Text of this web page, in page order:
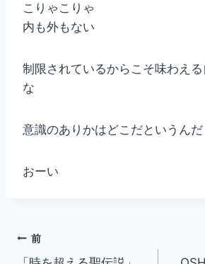
こりゃこりゃ
内も外もない
制限されているからこそ味わえ
な
意識のありかはどこだというんだ
おーい
投前